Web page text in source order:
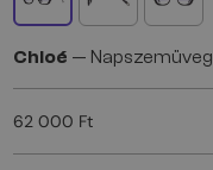
Chloé —
62 000 Ft